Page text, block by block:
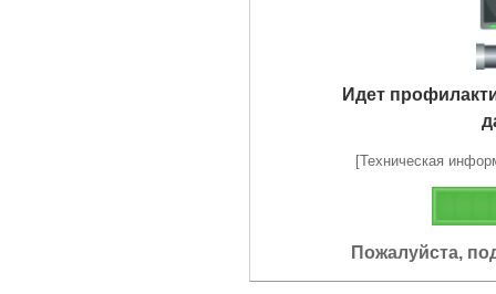
Идет
[Техническая
Пожалуйста,